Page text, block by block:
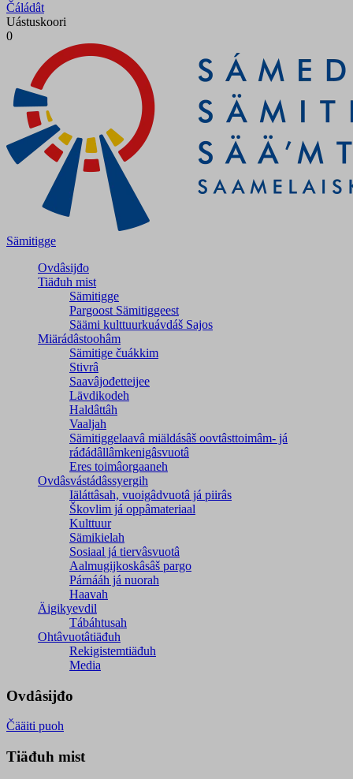
Čáládât
Uástuskoori
0
Sämitigge
Ovdâsijđo
Tiäđuh mist
Sämitigge
Pargoost Sämitiggeest
Säämi kulttuurkuávdáš Sajos
Miärádâstoohâm
Sämitige čuákkim
Stivrâ
Saavâjođetteijee
Lävdikodeh
Haldâttâh
Vaaljah
Sämitiggelaavâ miäldásâš oovtâsttoimâm- já
ráđádâllâmkenigâsvuotâ
Eres toimâorgaaneh
Ovdâsvástádâssyergih
Iäláttâsah, vuoigâdvuotâ já piirâs
Škovlim já oppâmateriaal
Kulttuur
Sämikielah
Sosiaal já tiervâsvuotâ
Aalmugijkoskâsâš pargo
Párnááh já nuorah
Haavah
Äigikyevdil
Tábáhtusah
Ohtâvuotâtiäđuh
Rekigistemtiäđuh
Media
Ovdâsijđo
Čääiti puoh
Tiäđuh mist